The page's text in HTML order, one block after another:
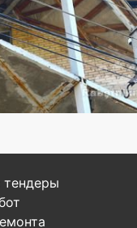
тендеры